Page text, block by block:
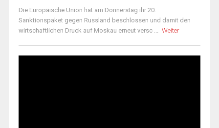
Die Europäische Union hat am Donnerstag ihr 20.
Sanktionspaket gegen Russland beschlossen und damit den
wirtschaftlichen Druck auf Moskau erneut versc ... Weiter